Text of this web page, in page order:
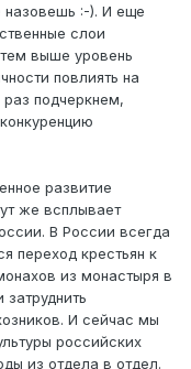
назовешь :-). И еще
слои
выше уровень
повлиять на
подчеркнем,
развитие
же всплывает
В России всегда
переход крестьян к
из монастыря в
И сейчас мы
российских
из отдела в отдел.